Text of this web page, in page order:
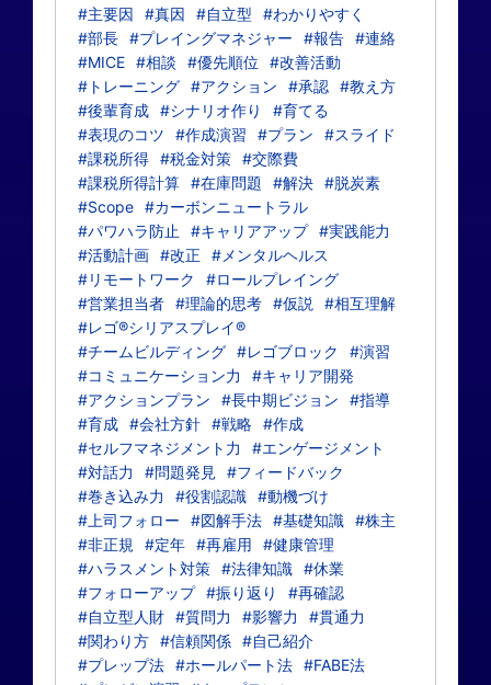
#主要因
#真因 #自立型
#わかりやすく
#部長 #プレイングマネジャー #報告 #連絡
#MICE #相談 #優先順位
#改善活動
#トレーニング #アクション #承認 #教え方
#後輩育成 #シナリオ作り
#育てる
#表現のコツ
#作成演習 #プラン
#スライド
#課税所得 #税金対策 #交際費
#課税所得計算 #在庫問題 #解決 #脱炭素
#Scope #カーボンニュートラル
#パワハラ防止
#キャリアアップ #実践能力
#活動計画 #改正
#メンタルヘルス
#リモートワーク
#ロールプレイング
#営業担当者 #理論的思考 #仮説
#相互理解
#レゴ®シリアスプレイ®
#チームビルディング #レゴブロック
#演習
#コミュニケーション力
#キャリア開発
#アクションプラン
#長中期ビジョン
#指導
#育成 #会社方針 #戦略 #作成
#セルフマネジメント力
#エンゲージメント
#対話力
#問題発見
#フィードバック
#巻き込み力
#役割認識 #動機づけ
#上司フォロー
#図解手法 #基礎知識 #株主
#非正規
#定年 #再雇用
#健康管理
#ハラスメント対策 #法律知識 #休業
#フォローアップ #振り返り
#再確認
#自立型人財 #質問力 #影響力
#貫通力
#関わり方 #信頼関係 #自己紹介
#プレップ法 #ホールパート法 #FABE法